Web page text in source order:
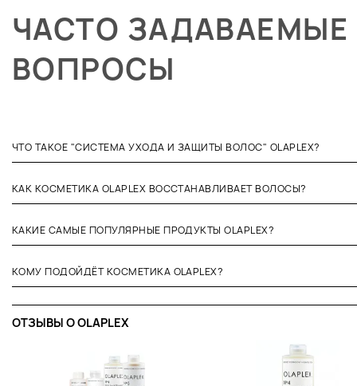
ЧАСТО ЗАДАВАЕМЫЕ
ВОПРОСЫ
ЧТО ТАКОЕ "СИСТЕМА УХОДА И ЗАЩИТЫ ВОЛОС" OLAPLEX?
КАК КОСМЕТИКА OLAPLEX ВОССТАНАВЛИВАЕТ ВОЛОСЫ?
КАКИЕ САМЫЕ ПОПУЛЯРНЫЕ ПРОДУКТЫ OLAPLEX?
КОМУ ПОДОЙДЁТ КОСМЕТИКА OLAPLEX?
ОТЗЫВЫ O OLAPLEX